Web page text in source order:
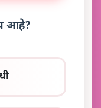
आहे?